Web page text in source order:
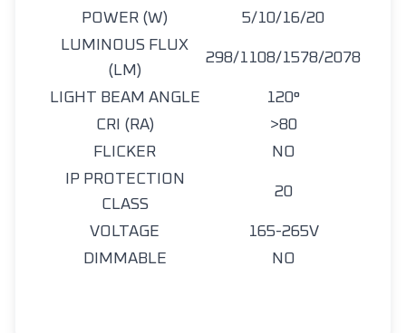
POWER (W)
5/10/16/20
LUMINOUS FLUX
(LM)
298/1108/1578/2078
LIGHT BEAM ANGLE
120°
CRI (RA)
>80
FLICKER
NO
IP PROTECTION
CLASS
20
VOLTAGE
165-265V
DIMMABLE
NO